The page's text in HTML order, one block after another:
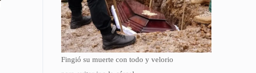
Fingió su muerte con todo y velorio